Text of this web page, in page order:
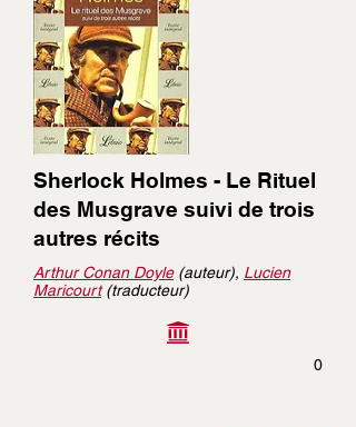
Sherlock Holmes - Le Rituel
des Musgrave suivi de trois
autres récits
Arthur Conan Doyle(auteur), Lucien
Maricourt(traducteur)
0